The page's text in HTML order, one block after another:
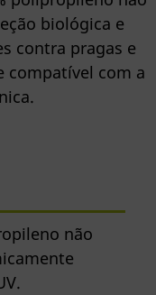
biológica e
contra pragas e
compatível com a
não